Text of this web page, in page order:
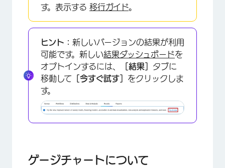
す。表示する 移行ガイド。
ヒント： 新しいバージョンの結果が利用
可能です。新しい結果ダッシュボードを
オプトインするには、
［結果］ タブに
移動して ［今すぐ試す］ をクリックしま
す。
ゲージチャートについて